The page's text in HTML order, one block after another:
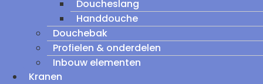
Doucheslang
Handdouche
Douchebak
Profielen & onderdelen
Inbouw elementen
Kranen